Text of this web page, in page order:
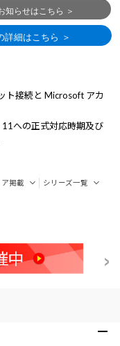
ト接続と Microsoft アカ
への正式対応時期及び
ア掲載
シリーズ一覧